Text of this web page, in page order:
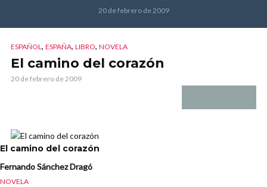
20 de febrero de 2009
ESPAÑOL, ESPAÑA, LIBRO, NOVELA
El camino del corazón
20 de febrero de 2009
El camino del corazón
Fernando Sánchez Dragó
NOVELA